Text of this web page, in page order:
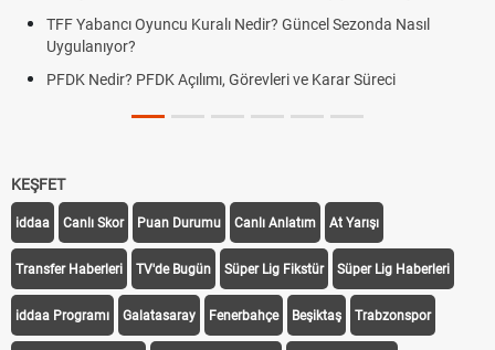
TFF Yabancı Oyuncu Kuralı Nedir? Güncel Sezonda Nasıl
Uygulanıyor?
PFDK Nedir? PFDK Açılımı, Görevleri ve Karar Süreci
KEŞFET
iddaa Canlı Skor Puan Durumu Canlı Anlatım At Yarışı
Transfer Haberleri TV'de Bugün Süper Lig Fikstür Süper Lig Haberleri
iddaa Programı Galatasaray Fenerbahçe Beşiktaş Trabzonspor